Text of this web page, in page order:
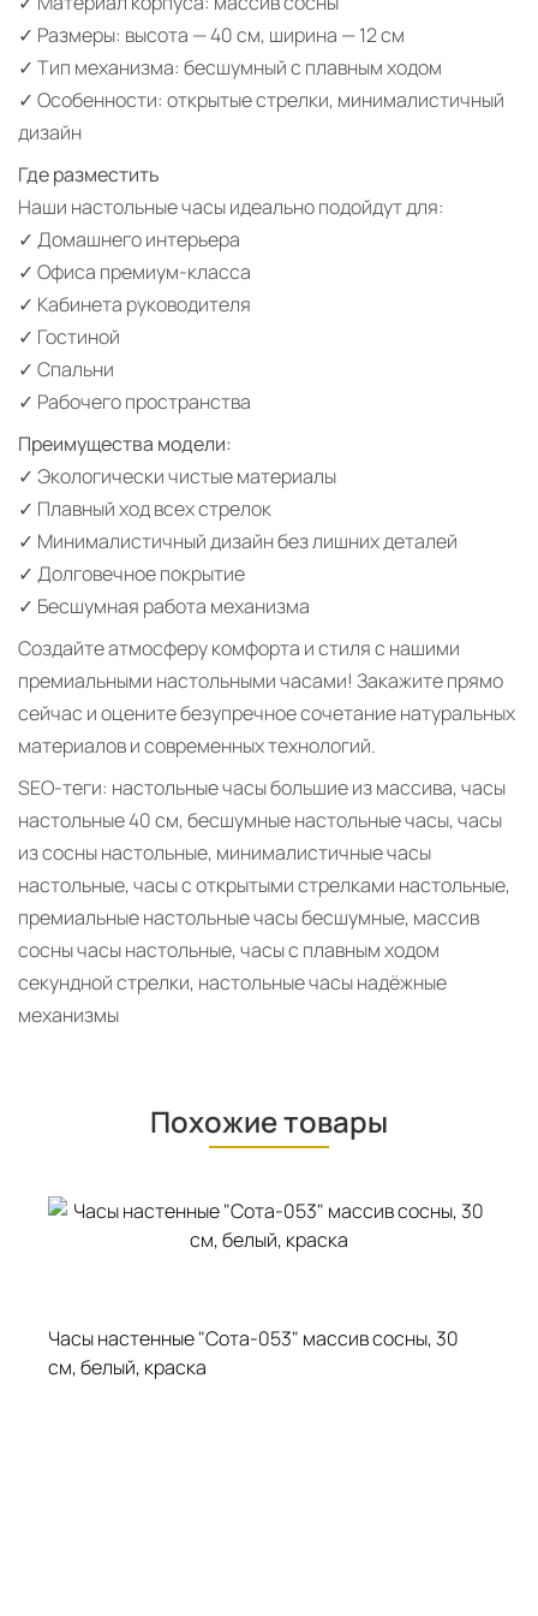
✓ Размеры: высота — 40 см, ширина — 12 см
✓ Тип механизма: бесшумный с плавным ходом
✓ Особенности: открытые стрелки, минималистичный
дизайн
Где разместить
Наши настольные часы идеально подойдут для:
✓ Домашнего интерьера
✓ Офиса премиум-класса
✓ Кабинета руководителя
✓ Гостиной
✓ Спальни
✓ Рабочего пространства
Преимущества модели:
✓ Экологически чистые материалы
✓ Плавный ход всех стрелок
✓ Минималистичный дизайн без лишних деталей
✓ Долговечное покрытие
✓ Бесшумная работа механизма
Создайте атмосферу комфорта и стиля с нашими
премиальными настольными часами! Закажите прямо
сейчас и оцените безупречное сочетание натуральных
материалов и современных технологий.
SEO-теги: настольные часы большие из массива, часы
настольные 40 см, бесшумные настольные часы, часы
из сосны настольные, минималистичные часы
настольные, часы с открытыми стрелками настольные,
премиальные настольные часы бесшумные, массив
сосны часы настольные, часы с плавным ходом
секундной стрелки, настольные часы надёжные
механизмы
Похожие товары
Часы настенные "Сота-053" массив сосны, 30
см, белый, краска